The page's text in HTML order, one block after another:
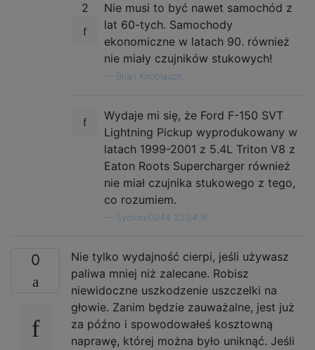
2
Nie musi to być nawet samochód z
lat 60-tych. Samochody
ekonomiczne w latach 90. również
nie miały czujników stukowych!
Brian Knoblauch,
Wydaje mi się, że Ford F-150 SVT
Lightning Pickup wyprodukowany w
latach 1999-2001 z 5.4L Triton V8 z
Eaton Roots Supercharger również
nie miał czujnika stukowego z tego,
co rozumiem.
Syclone0044 23.04.16
0
Nie tylko wydajność cierpi, jeśli używasz
paliwa mniej niż zalecane. Robisz
niewidoczne uszkodzenie uszczelki na
głowie. Zanim będzie zauważalne, jest już
za późno i spowodowałeś kosztowną
naprawę, której można było uniknąć. Jeśli